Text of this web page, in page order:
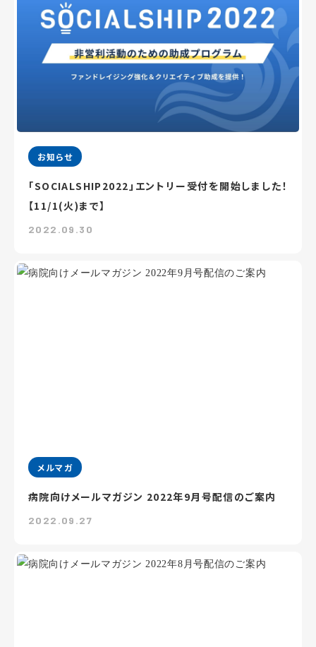
お知らせ
「SOCIALSHIP2022」エントリー受付を開始しました！
【11/1(火)まで】
2022.09.30
メルマガ
病院向けメールマガジン 2022年9月号配信のご案内
2022.09.27